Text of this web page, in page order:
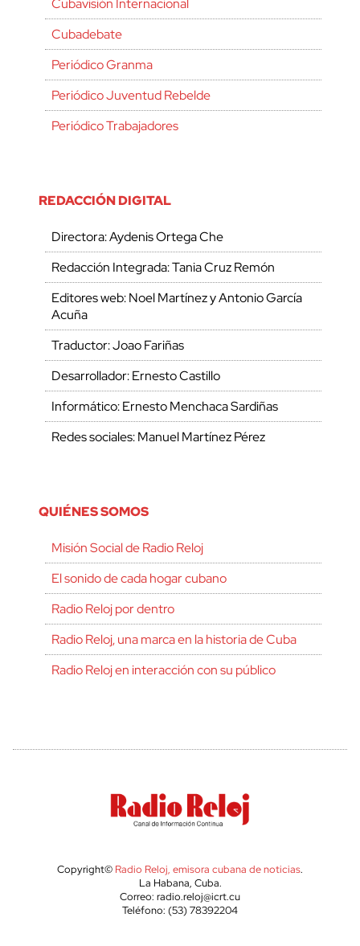
Cubadebate
Periódico Granma
Periódico Juventud Rebelde
Periódico Trabajadores
REDACCIÓN DIGITAL
Directora: Aydenis Ortega Che
Redacción Integrada: Tania Cruz Remón
Editores web: Noel Martínez y Antonio García
Acuña
Traductor: Joao Fariñas
Desarrollador: Ernesto Castillo
Informático: Ernesto Menchaca Sardiñas
Redes sociales: Manuel Martínez Pérez
QUIÉNES SOMOS
Misión Social de Radio Reloj
El sonido de cada hogar cubano
Radio Reloj por dentro
Radio Reloj, una marca en la historia de Cuba
Radio Reloj en interacción con su público
Copyright© Radio Reloj, emisora cubana de noticias.
La Habana, Cuba.
Correo: radio.reloj@icrt.cu
Teléfono: (53) 78392204